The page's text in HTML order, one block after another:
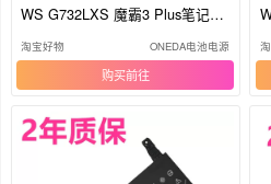
WS G732LXS 魔霸3 Plus笔记本
电池
淘宝好物 ONEDA电池电源
购买